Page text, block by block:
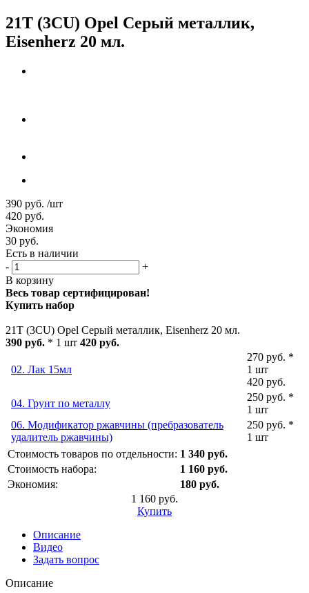
21T (3CU) Opel Серый металлик,
Eisenherz 20 мл.
390 руб. /шт
420 руб.
Экономия
30 руб.
Есть в наличии
-
+
В корзину
Весь товар сертифицирован!
Купить набор
21T (3CU) Opel Серый металлик, Eisenherz 20 мл.
390 руб. * 1 шт 420 руб.
02. Лак 15мл
270 руб. *
1 шт
420 руб.
04. Грунт по металлу
250 руб. *
1 шт
06. Модификатор ржавчины (пребразователь
удалитель ржавчины)
250 руб. *
1 шт
Стоимость товаров по отдельности: 1 340 руб.
Стоимость набора:
1 160 руб.
Экономия:
180 руб.
1 160 руб.
Купить
Описание
Видео
Задать вопрос
Описание